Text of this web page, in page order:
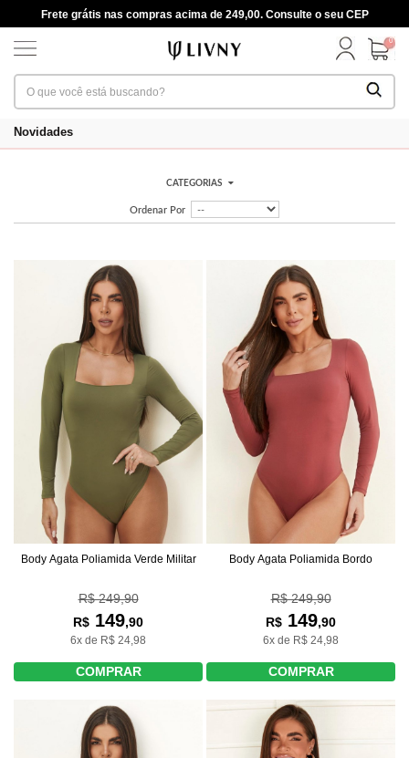
Frete grátis nas compras acima de 249,00. Consulte o seu CEP
0
Novidades
CATEGORIAS
Ordenar Por
Body Agata Poliamida Verde Militar
R$ 249,90
R$ 149,90
6x de R$ 24,98
COMPRAR
Body Agata Poliamida Bordo
R$ 249,90
R$ 149,90
6x de R$ 24,98
COMPRAR